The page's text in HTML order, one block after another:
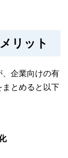
リット
、企業向けの有
とめると以下